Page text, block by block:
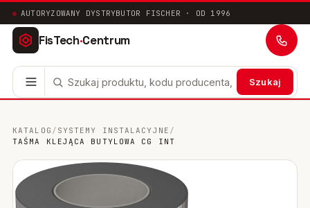
AUTORYZOWANY DYSTRYBUTOR FISCHER · OD 1996
FisTech·Centrum
Szukaj
Mocowania ramowe
KATALOG / SYSTEMY INSTALACYJNE /
TAŚMA KLEJĄCA BUTYLOWA CG INT